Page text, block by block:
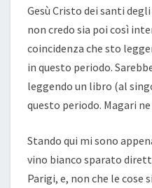
Gesù Cristo dei santi
non credo sia poi così
coincidenza che sto
in questo periodo.
leggendo un libro (al
questo periodo. Magari
Stando qui mi sono
vino bianco sparato
Parigi, e, non che le cose